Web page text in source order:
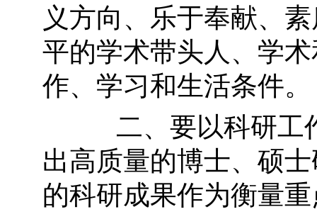
义方向、乐于奉献、
平的学术带头人、学
作、学习和生活条件。
二、要以科研工作
出高质量的博士、硕
的科研成果作为衡量